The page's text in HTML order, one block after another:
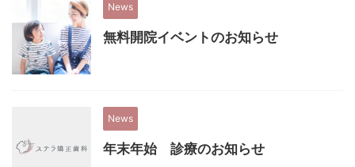
News
無料開院イベントのお知らせ
News
年末年始 診療のお知らせ